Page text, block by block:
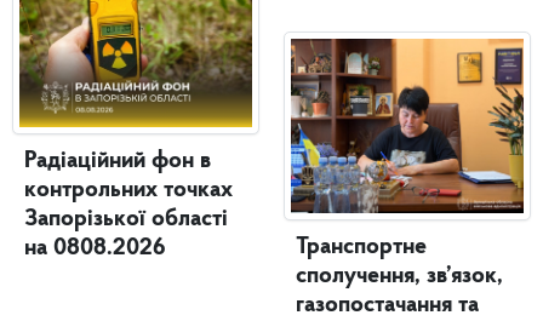
Радіаційний фон в
контрольних точках
Запорізької області
на 0808.2026
Транспортне
сполучення, зв’язок,
газопостачання та